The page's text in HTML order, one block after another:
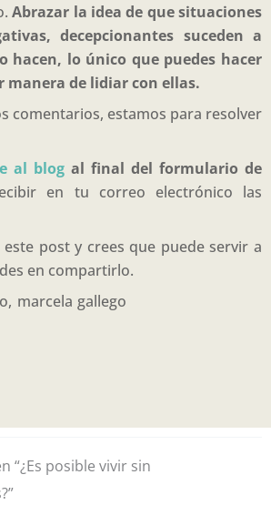
Abrazar la idea de que situaciones
decepcionantes suceden a
hacen, lo único que puedes hacer
manera de lidiar con ellas.
comentarios, estamos para resolver
al blog al final del formulario de
en tu correo electrónico las
post y crees que puede servir a
en compartirlo.
“¿Es posible vivir sin